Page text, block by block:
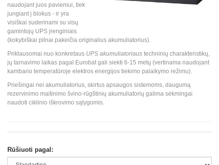
naudojant juos pavieniui, tiek
jungiant į blokus - ir yra
visiškai suderinami su visų
gamintojų UPS įrenginiais
(kokybiškai pilnai pakeičia originalius akumuliatorius).
Priklausomai nuo konkretaus UPS akumuliatoriaus techninių charakteristikų,
jų tarnavimo laikas pagal Eurobat gali siekti 6-15 metų (vertinama naudojant
kambario temperatūroje elektros energijos tiekimo palaikymo režimu).
Priešingai nei akumuliatorius, skirtus apsaugos sistemoms, daugumą
rezervinimo maitinimo švino-rūgštinių akumuliatorių galima sėkmingai
naudoti ciklinio iškrovimo sąlygomis.
Rūšiuoti pagal: